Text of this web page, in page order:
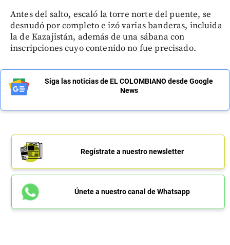
Antes del salto, escaló la torre norte del puente, se
desnudó por completo e izó varias banderas, incluida
la de Kazajistán, además de una sábana con
inscripciones cuyo contenido no fue precisado.
Siga las noticias de EL COLOMBIANO desde Google
News
Regístrate a nuestro newsletter
Únete a nuestro canal de Whatsapp